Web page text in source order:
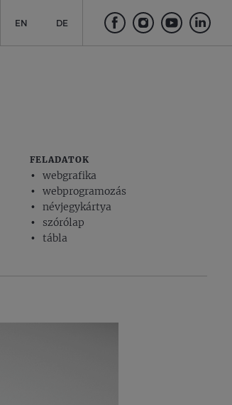
EN DE
FELADATOK
webgrafika
webprogramozás
névjegykártya
szórólap
tábla